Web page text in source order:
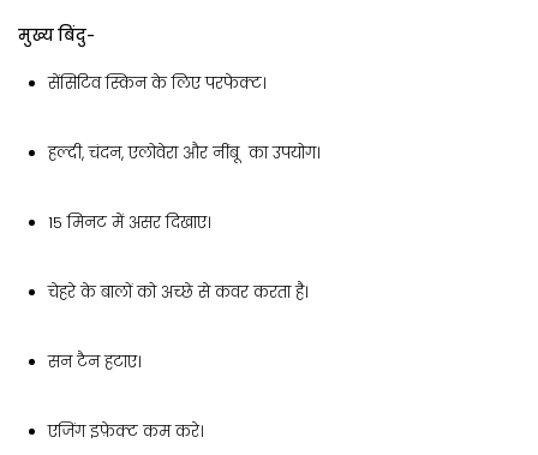
मुख्य बिंदु-
सेंसिटिव स्किन के लिए परफेक्ट।
हल्दी, चंदन, एलोवेरा और नींबू का उपयोग।
15 मिनट में असर दिखाए।
चेहरे के बालों को अच्छे से कवर करता है।
सन टैन हटाए।
एजिंग इफ़ेक्ट कम करे।